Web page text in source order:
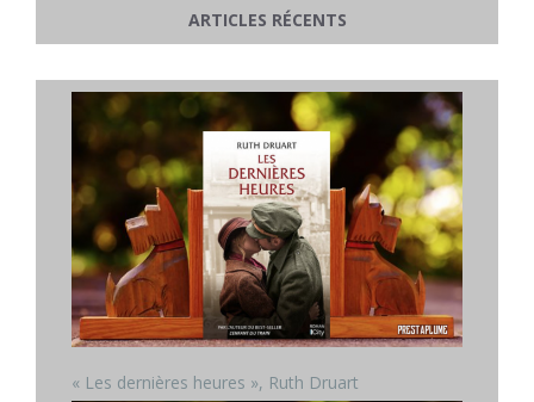
ARTICLES RÉCENTS
« Les dernières heures », Ruth Druart